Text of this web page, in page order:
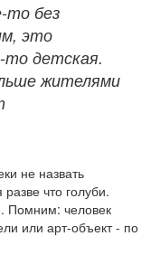
то без
это
то детская.
жителями
не назвать
что голуби.
Помним: человек
или арт-объект - по